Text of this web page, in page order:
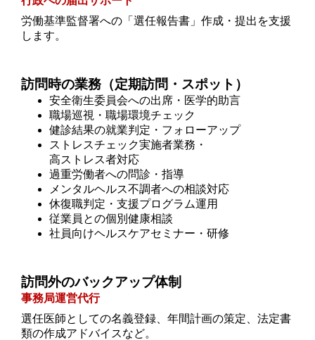
労働基準監督署への「選任報告書」作成・提出を支援
します。
訪問時の業務（定期訪問・スポット）
安全衛生委員会への出席・医学的助言
職場巡視・職場環境チェック
健診結果の就業判定・フォローアップ
ストレスチェック実施者業務・
高ストレス者対応
過重労働者への問診・指導
メンタルヘルス不調者への相談対応
休復職判定・支援プログラム運用
従業員との個別健康相談
社員向けヘルスケアセミナー・研修
訪問外のバックアップ体制
事務局運営代行
選任医師としての名義登録、年間計画の策定、法定書
類の作成アドバイスなど。